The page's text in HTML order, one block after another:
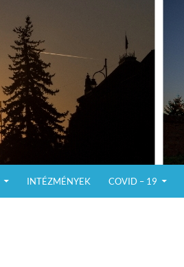
INTÉZMÉNYEK COVID – 19